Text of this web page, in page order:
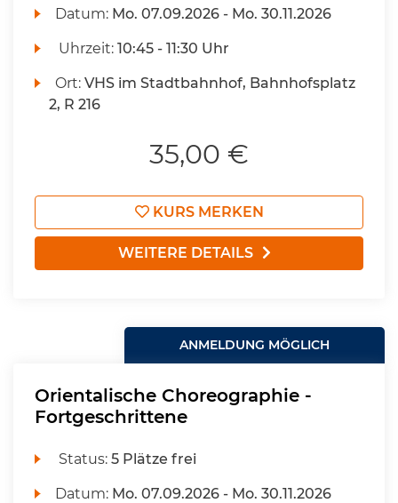
Datum: Mo. 07.09.2026 - Mo. 30.11.2026
Uhrzeit:10:45 - 11:30 Uhr
Ort:VHS im Stadtbahnhof, Bahnhofsplatz
2, R 216
35,00 €
KURS MERKEN
WEITERE DETAILS
ANMELDUNG MÖGLICH
Orientalische Choreographie -
Fortgeschrittene
Status:5 Plätze frei
Datum: Mo. 07.09.2026 - Mo. 30.11.2026